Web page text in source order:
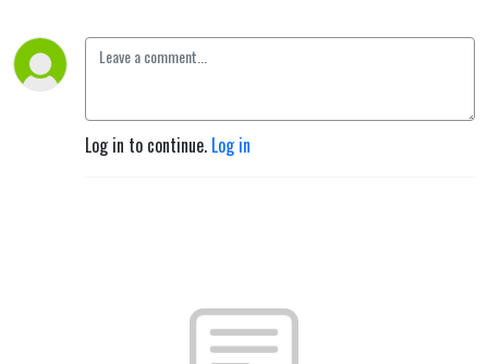
Log in to continue. Log in